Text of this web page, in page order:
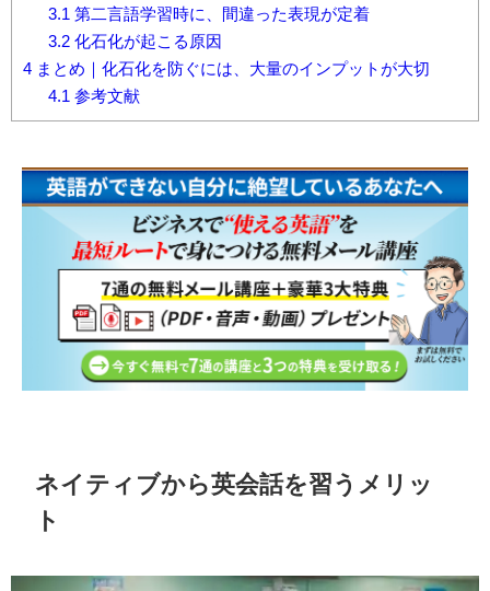
3.1 第二言語学習時に、間違った表現が定着
3.2化石化が起こる原因
4 まとめ｜化石化を防ぐには、大量のインプットが大切
4.1 参考文献
ネイティブから英会話を習うメリッ
ト